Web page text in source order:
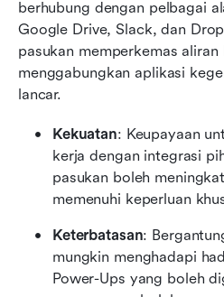
berhubung dengan pelbagai
Google Drive, Slack, dan
pasukan memperkemas
menggabungkan aplikasi
lancar.
Kekuatan: Keupayaan
kerja dengan integrasi
pasukan boleh
memenuhi keperluan
Keterbatasan:
mungkin menghadapi
Power-Ups yang boleh